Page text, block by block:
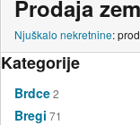
Prodaja
Njuškalo nekretnine:
Kategorije
Brdce2
Bregi 71